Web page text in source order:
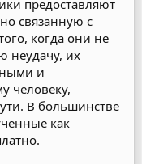
предоставляют
связанную с
когда они не
неудачу, их
и
человеку,
В большинстве
как